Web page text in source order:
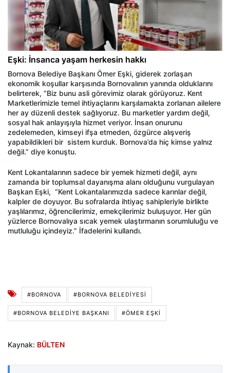
Eşki: İnsanca yaşam herkesin hakkı
Bornova Belediye Başkanı Ömer Eşki, giderek zorlaşan
ekonomik koşullar karşısında Bornovalının yanında olduklarını
belirterek, “Biz bunu asli görevimiz olarak görüyoruz. Kent
Marketlerimizle temel ihtiyaçlarını karşılamakta zorlanan ailelere
her ay düzenli destek sağlıyoruz. Bu marketler yardım değil,
sosyal hak anlayışıyla hizmet veriyor. İnsan onurunu
zedelemeden, kimseyi ifşa etmeden, özgürce alışveriş
yapabildikleri bir sistem kurduk. Bornova’da hiç kimse yalnız
değil.” diye konuştu.
Kent Lokantalarının sadece bir yemek hizmeti değil, aynı
zamanda bir toplumsal dayanışma alanı olduğunu vurgulayan
Başkan Eşki, “Kent Lokantalarımızda sadece karınlar değil,
kalpler de doyuyor. Bu sofralarda ihtiyaç sahipleriyle birlikte
yaşlılarımız, öğrencilerimiz, emekçilerimiz buluşuyor. Her gün
yüzlerce Bornovalıya sıcak yemek ulaştırmanın sorumluluğu ve
mutluluğu içindeyiz.” İfadelerini kullandı.
#BORNOVA #BORNOVA BELEDIYESI
#BORNOVA BELEDIYE BAŞKANI #ÖMER EŞKI
Kaynak: BÜLTEN